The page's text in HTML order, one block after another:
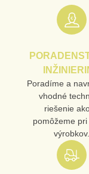
TELEFÓN
VAŠA OTÁZKA K
Poradíme a
vhodné
riešenie
pomôžeme pri
výrobkov.